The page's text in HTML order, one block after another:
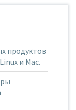
продуктов
и Mac.